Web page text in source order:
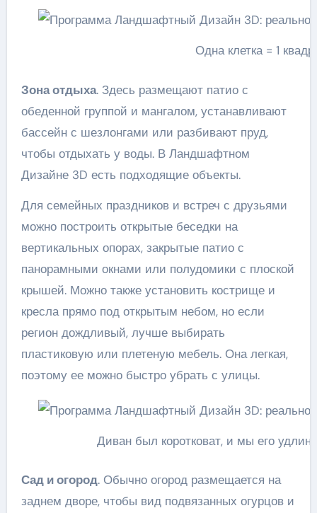
Одна клетка = 1
Зона отдыха. Здесь размещают патио с
обеденной группой и мангалом, устанавливают
бассейн с шезлонгами или разбивают пруд,
чтобы отдыхать у воды. В Ландшафтном
Дизайне 3D есть подходящие объекты.
Для семейных праздников и встреч с друзьями
можно построить открытые беседки на
вертикальных опорах, закрытые патио с
панорамными окнами или полудомики с плоской
крышей. Можно также установить кострище и
кресла прямо под открытым небом, но если
регион дождливый, лучше выбирать
пластиковую или плетеную мебель. Она легкая,
поэтому ее можно быстро убрать с улицы.
Диван был коротковат, и мы его
Сад и огород. Обычно огород размещается на
заднем дворе, чтобы вид подвязанных огурцов и